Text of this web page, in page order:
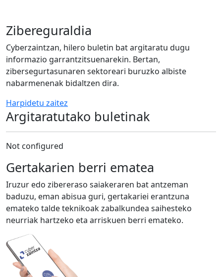
Zibereguraldia
Cyberzaintzan, hilero buletin bat argitaratu dugu
informazio garrantzitsuenarekin. Bertan,
zibersegurtasunaren sektoreari buruzko albiste
nabarmenenak bidaltzen dira.
Harpidetu zaitez
Argitaratutako buletinak
Not configured
Gertakarien berri ematea
Iruzur edo zibereraso saiakeraren bat antzeman
baduzu, eman abisua guri, gertakariei erantzuna
emateko talde teknikoak zabalkundea saihesteko
neurriak hartzeko eta arriskuen berri emateko.